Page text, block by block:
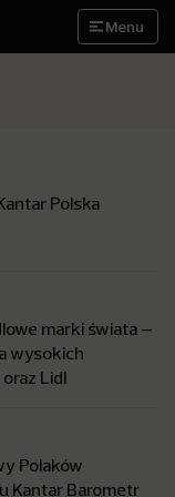
Menu
Polska
marki świata –
wysokich
Lidl
Polaków
Kantar Barometr